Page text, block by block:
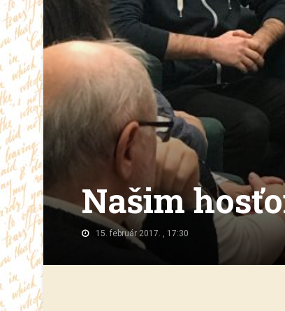
Našim
15. február 2017. , 17:30